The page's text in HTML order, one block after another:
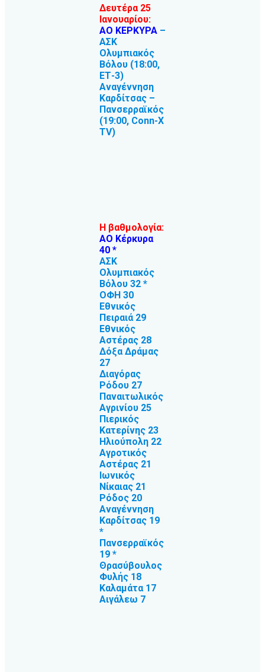
Δευτέρα 25
Ιανουαρίου:
ΑΟ ΚΕΡΚΥΡΑ –
ΑΣΚ
Ολυμπιακός
Βόλου (18:00,
ΕΤ-3)
Αναγέννηση
Καρδίτσας –
Πανσερραϊκός
(19:00, Conn-X
TV)
Η βαθμολογία:
ΑΟ Κέρκυρα
40 *
ΑΣΚ
Ολυμπιακός
Βόλου 32 *
ΟΦΗ 30
Εθνικός
Πειραιά 29
Εθνικός
Αστέρας 28
Δόξα Δράμας
27
Διαγόρας
Ρόδου 27
Παναιτωλικός
Αγρινίου 25
Πιερικός
Κατερίνης 23
Ηλιούπολη 22
Αγροτικός
Αστέρας 21
Ιωνικός
Νίκαιας 21
Ρόδος 20
Αναγέννηση
Καρδίτσας 19
*
Πανσερραϊκός
19 *
Θρασύβουλος
Φυλής 18
Καλαμάτα 17
Αιγάλεω 7